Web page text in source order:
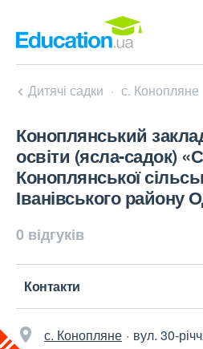
Дитячі садки с. Конопляне
Коноплянський
освіти (ясла-садок)
Коноплянської
Іванівського району
0 відгуків
Контакти
с. Конопляне
вул. 30-